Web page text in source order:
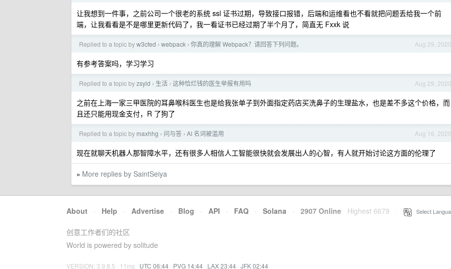
让我想到一件事，之前公司一个很老的系统 ssl 证书过期，导致接口报错，后端和运维看也不看就把问题丢给我一个前
端，让我看看是不是哪里更新代码了，我一看证书已经过期了半个月了，简直无 Fxxk 说
Aug 29, 2020
Replied to a topic byw3cfed › webpack › 你真的理解 Webpack？请回答下列问题。
有参考答案吗，学习学习
Aug 29, 2020
Replied to a topic byzsyld › 生活 › 这种恰烂钱的医生举报有用吗
之前在上海一家三甲医院的耳鼻喉科医生也是给我张单子到外面指定药店买洗鼻子的生理盐水，也是差不多这个价格，而
且还只能用现金支付，R 了狗了
Aug 16, 2020
Replied to a topic by maxhhg › 问与答 › AI 名词被滥用
现在就聊天机器人那智障水平，还有很多人相信人工智能很快就会发展出人的心智，有人就开始讨论这方面的伦理了
» More replies by SaintSeiya
About · Help · Advertise · Blog · API · FAQ · Solana · 2907 Online Highest 6679 Select
创意工作者们的社区
World is powered by solitude
VERSION: 3.9.8.5 · 11ms · UTC 06:44 · PVG 14:44 · LAX 23:44 · JFK 02:44